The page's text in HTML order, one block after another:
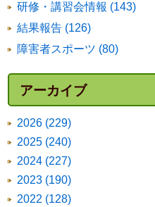
研修・講習会情報 (143)
結果報告 (126)
障害者スポーツ (80)
アーカイブ
2026 (229)
2025 (240)
2024 (227)
2023 (190)
2022 (128)